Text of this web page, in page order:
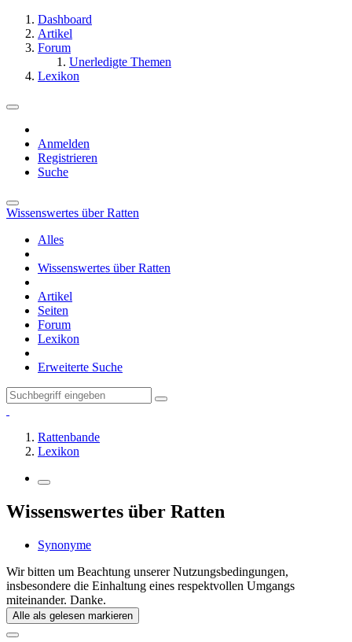
Dashboard
Artikel
Forum
Unerledigte Themen
Lexikon
Anmelden
Registrieren
Suche
Wissenswertes über Ratten
Alles
Wissenswertes über Ratten
Artikel
Seiten
Forum
Lexikon
Erweiterte Suche
Rattenbande
Lexikon
Wissenswertes über Ratten
Synonyme
Wir bitten um Beachtung unserer Nutzungsbedingungen,
insbesondere die Einhaltung eines respektvollen Umgangs
miteinander. Danke.
Alle als gelesen markieren